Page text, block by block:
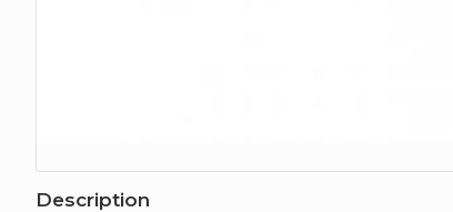
Description